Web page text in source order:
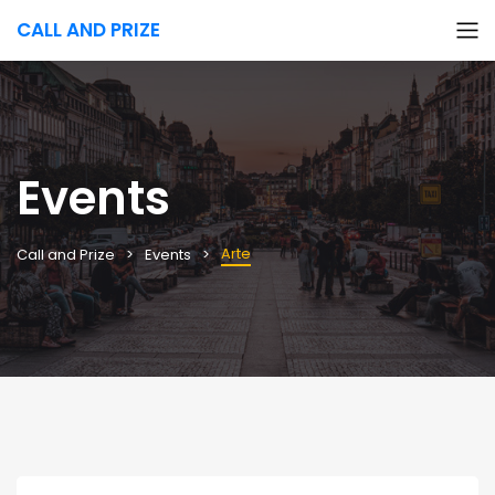
CALL AND PRIZE
Events
Call and Prize Events Arte